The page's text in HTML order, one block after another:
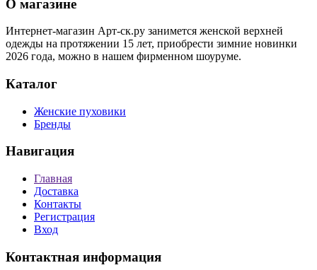
О магазине
Интернет-магазин Арт-ск.ру занимется женской верхней
одежды на протяжении 15 лет, приобрести зимние новинки
2026 года, можно в нашем фирменном шоуруме.
Каталог
Женские пуховики
Бренды
Навигация
Главная
Доставка
Контакты
Регистрация
Вход
Контактная информация